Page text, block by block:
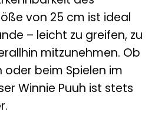
von 25 cm ist ideal
– leicht zu greifen, zu
mitzunehmen. Ob
oder beim Spielen im
Winnie Puuh ist stets